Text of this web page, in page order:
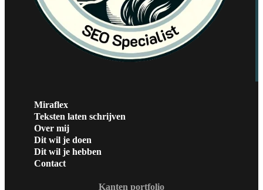
Miraflex
Teksten laten schrijven
Over mij
Dit wil je doen
Dit wil je hebben
Contact
Kanten portfolio